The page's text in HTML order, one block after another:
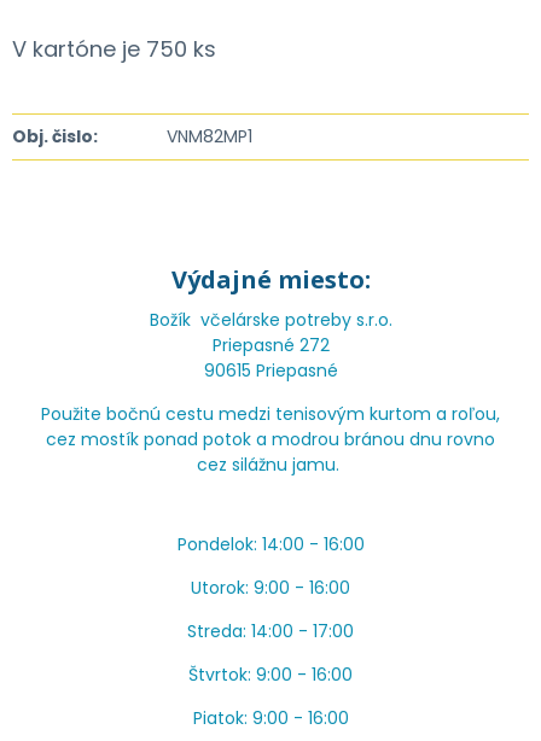
V kartóne je 750 ks
Obj. čislo: VNM82MP1
Výdajné miesto:
Božík včelárske potreby s.r.o.
Priepasné 272
90615 Priepasné
Použite bočnú cestu medzi tenisovým kurtom a roľou,
cez mostík ponad potok a modrou bránou dnu rovno
cez silážnu jamu.
Pondelok: 14:00 - 16:00
Utorok: 9:00 - 16:00
Streda: 14:00 - 17:00
Štvrtok: 9:00 - 16:00
Piatok: 9:00 - 16:00